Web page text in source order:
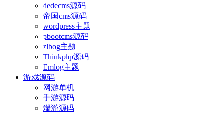
dedecms源码
帝国cms源码
wordpress主题
pbootcms源码
zlbog主题
Thinkphp源码
Emlog主题
游戏源码
网游单机
手游源码
端游源码